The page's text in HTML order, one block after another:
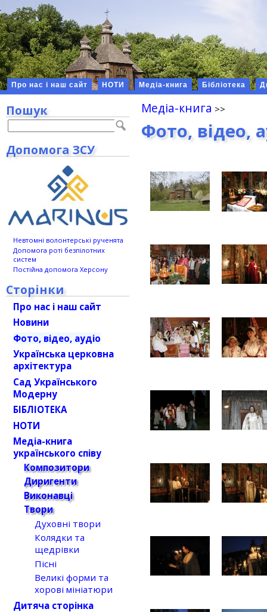
Про нас і наш сайт НОТИ Медіа-книга Бібліотека
Медіа-книга
Фото, відео,
Пошук
Допомога ЗСУ
Невтомні волонтерські рученята
Допомога роті безпілотних
систем
Постійна допомога Херсону
Сторінки
Про нас і наш сайт
Новини
Фото, відео, аудіо
Українська церковна
архітектура
Сад Українського
Модерну
БІБЛІОТЕКА
НОТИ
Медіа-книга
українського співу
Композитори
Диригенти
Виконавці
Твори
Духовні твори
Колядки та
щедрівки
Пісні
Великі форми та
хорові мініатюри
Дитяча сторінка